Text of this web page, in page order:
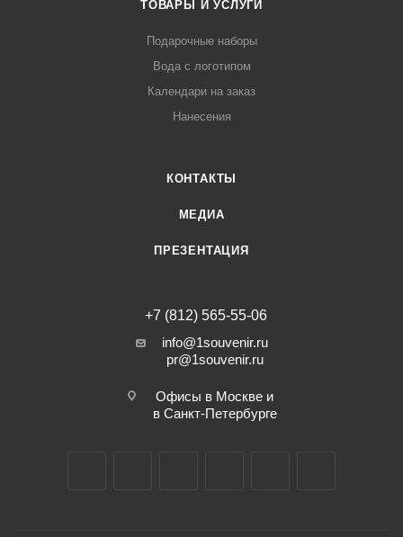
ТОВАРЫ И УСЛУГИ
Подарочные наборы
Вода с логотипом
Календари на заказ
Нанесения
КОНТАКТЫ
МЕДИА
ПРЕЗЕНТАЦИЯ
+7 (812) 565-55-06
info@1souvenir.ru
pr@1souvenir.ru
Офисы в Москве и
в Санкт-Петербурге